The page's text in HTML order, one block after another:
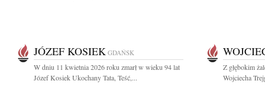
JÓZEF KOSIEK GDAŃSK
W dniu 11 kwietnia 2026 roku zmarł w wieku 94 lat
Józef Kosiek Ukochany Tata, Teść,...
Z głębokim
Wojciecha